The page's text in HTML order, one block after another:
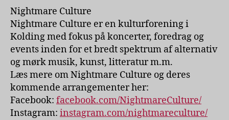
Nightmare Culture
Nightmare Culture er en kulturforening i
Kolding med fokus på koncerter, foredrag og
events inden for et bredt spektrum af alternativ
og mørk musik, kunst, litteratur m.m.
Læs mere om Nightmare Culture og deres
kommende arrangementer her:
Facebook: facebook.com/NightmareCulture/
Instagram: instagram.com/nightmareculture/